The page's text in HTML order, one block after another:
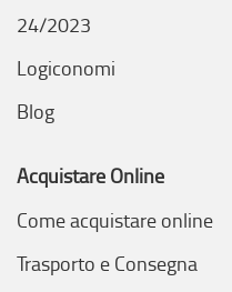
24/2023
Logiconomi
Blog
Acquistare Online
Come acquistare online
Trasporto e Consegna